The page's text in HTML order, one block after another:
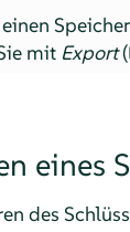
mit Export
eines
des